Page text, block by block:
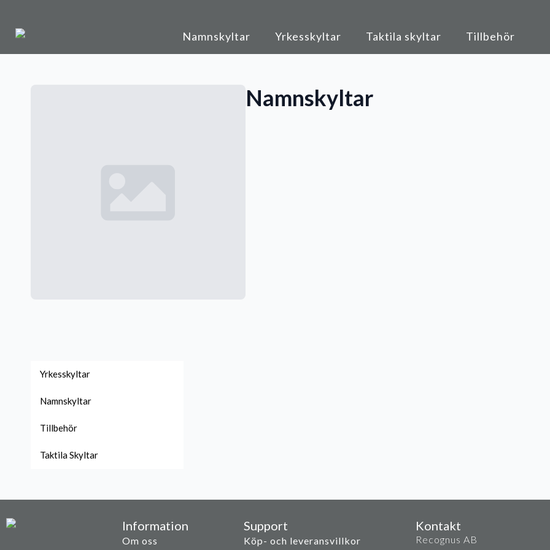
Namnskyltar Yrkesskyltar Taktila skyltar Tillbehör
Namnskyltar
Yrkesskyltar
Namnskyltar
Tillbehör
Taktila Skyltar
Information
Om oss
Support
Köp- och leveransvillkor
Kontakt
Recognus AB